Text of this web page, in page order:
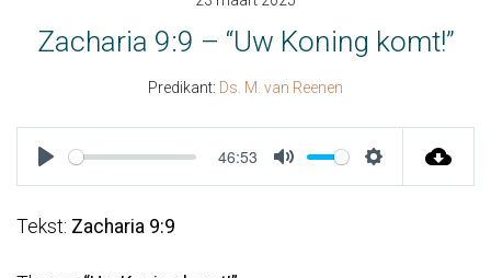
Zacharia 9:9 – “Uw Koning komt!”
Predikant: Ds. M. van Reenen
Play
46:53
Mute Settings
Tekst: Zacharia 9:9